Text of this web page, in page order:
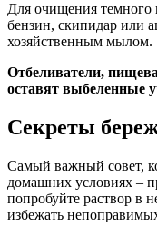
Для очищения
бензин, скипидар или
хозяйственным мылом.
Отбеливатели,
оставят выбеленные
Секреты
Самый важный совет,
домашних условиях –
попробуйте раствор в
избежать